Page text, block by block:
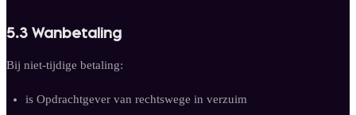
5.3 Wanbetaling
Bij niet-tijdige betaling:
is Opdrachtgever van rechtswege in verzuim